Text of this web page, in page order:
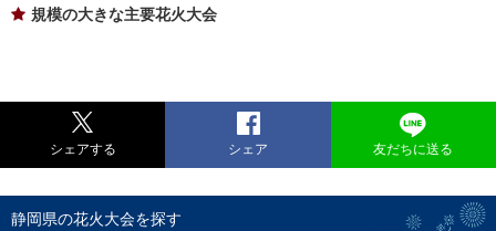
規模の大きな主要花火大会
シェアする シェア 友だちに送る
静岡県の花火大会を探す